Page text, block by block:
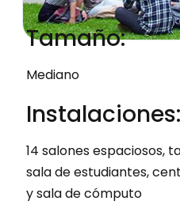
Tamaño:
Mediano
Instalaciones:
14 salones espaciosos,
sala de estudiantes,
y sala de cómputo